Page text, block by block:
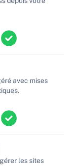
avec mises
les sites